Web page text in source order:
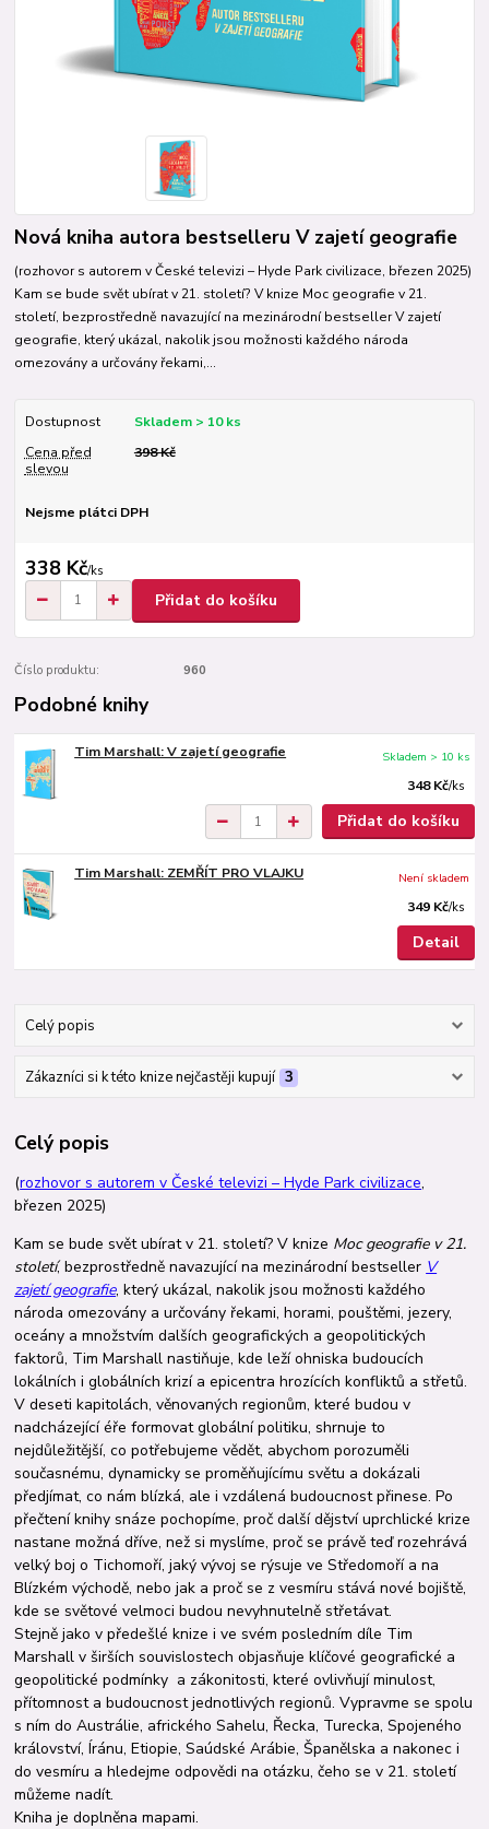
Nová kniha autora bestselleru V zajetí geografie
(rozhovor s autorem v České televizi – Hyde Park civilizace, březen 2025)
Kam se bude svět ubírat v 21. století? V knize Moc geografie v 21.
století, bezprostředně navazující na mezinárodní bestseller V zajetí
geografie, který ukázal, nakolik jsou možnosti každého národa
omezovány a určovány řekami,...
Dostupnost
Skladem > 10 ks
Cena před
slevou
398 Kč
Nejsme plátci DPH
338 Kč/ks
Přidat do košíku
Číslo produktu: 960
Podobné knihy
Tim Marshall: V zajetí geografie
348 Kč/ks
Skladem > 10 ks
Přidat do košíku
Tim Marshall: ZEMŘÍT PRO VLAJKU
349 Kč/ks
Není skladem
Detail
Celý popis
Zákazníci si k této knize nejčastěji kupují 3
Celý popis
(rozhovor s autorem v České televizi – Hyde Park civilizace,
březen 2025)
Kam se bude svět ubírat v 21. století? V knize Moc geografie v 21.
století, bezprostředně navazující na mezinárodní bestseller V
zajetí geografie, který ukázal, nakolik jsou možnosti každého
národa omezovány a určovány řekami, horami, pouštěmi, jezery,
oceány a množstvím dalších geografických a geopolitických
faktorů, Tim Marshall nastiňuje, kde leží ohniska budoucích
lokálních i globálních krizí a epicentra hrozících konfliktů a střetů.
V deseti ka­­pi­tolách, věnovaných regionům, které budou v
nadcházející éře formovat globální politiku, shrnuje to
nejdůležitější, co potřebujeme vědět, abychom porozuměli
současnému, dynamicky se proměňujícímu světu a dokázali
předjímat, co nám blízká, ale i vzdálená budoucnost přinese. Po
přečtení knihy snáze pochopíme, proč další dějství uprchlické krize
nastane možná dříve, než si myslíme, proč se právě teď rozehrává
velký boj o Tichomoří, jaký vývoj se rýsuje ve Středomoří a na
Blízkém východě, nebo jak a proč se z vesmíru stává nové bojiště,
kde se světové velmoci budou nevyhnutelně střetávat.
Stejně jako v předešlé knize i ve svém posledním díle Tim
Marshall v širších souvislostech objasňuje klíčové geografické a
geopolitické podmínky a zákonitosti, které ovliv­ňují minulost,
přítomnost a budoucnost jed­notlivých re­gio­nů. Vypravme se spolu
s ním do Austrálie, afrického Sahelu, Řecka, Turecka, Spojeného
království, Íránu, Etiopie, Saúd­ské Arábie, Španělska a nakonec i
do vesmíru a hledejme odpovědi na otázku, čeho se v 21. století
můžeme nadít.
Kniha je doplněna mapami.